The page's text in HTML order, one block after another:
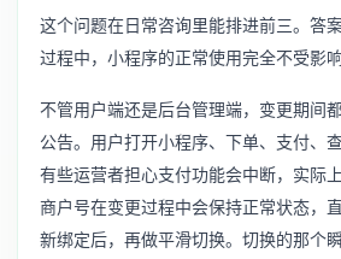
这个问题在日常咨询里能排进前三。答案
过程中，小程序的正常使用完全不受影响
不管用户端还是后台管理端，变更期间
公告。用户打开小程序、下单、支付、
有些运营者担心支付功能会中断，实际
商户号在变更过程中会保持正常状态，
新绑定后，再做平滑切换。切换的那个